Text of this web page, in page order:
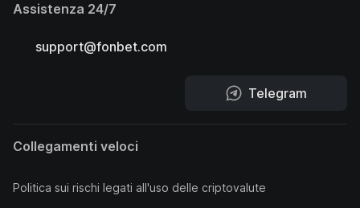
Assistenza 24/7
support@fonbet.com
Telegram
Collegamenti veloci
Politica sui rischi legati all'uso delle criptovalute